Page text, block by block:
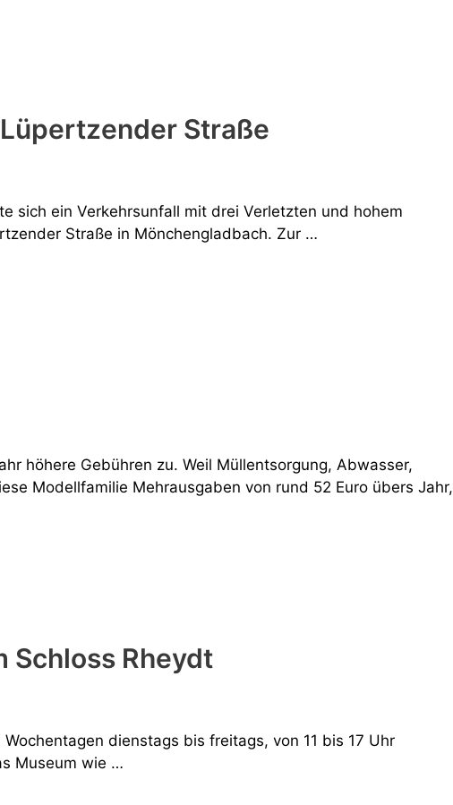
Straße
sich ein Verkehrsunfall mit drei Verletzten und hohem
Straße in Mönchengladbach. Zur …
höhere Gebühren zu. Weil Müllentsorgung, Abwasser,
Modellfamilie Mehrausgaben von rund 52 Euro übers Jahr,
Schloss Rheydt
dienstags bis freitags, von 11 bis 17 Uhr
Museum wie …